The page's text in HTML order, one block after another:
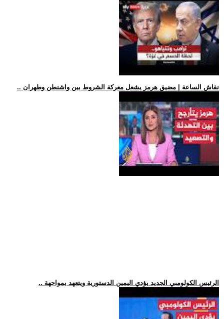
.. نقاش الساعة | مضيق هرمز يشعل معركة الشروط بين واشنطن وطهران
.. الرئيس الكولومبي الجديد يؤدي اليمين الدستورية ويتعهد بمواجهة